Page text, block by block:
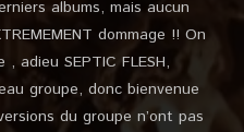
albums, mais aucun
dommage !! On
adieu SEPTIC FLESH,
groupe, donc bienvenue
du groupe n’ont pas